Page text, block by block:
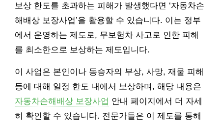
보상 한도를 초과하는 피해가 발생했다면 ‘자동차손
해배상 보장사업’을 활용할 수 있습니다. 이는 정부
에서 운영하는 제도로, 무보험차 사고로 인한 피해
를 최소한으로 보상하는 제도입니다.
이 사업은 본인이나 동승자의 부상, 사망, 재물 피해
등에 대해 일정 한도 내에서 보상하며, 해당 내용은
자동차손해배상 보장사업 안내 페이지에서 더 자세
히 확인할 수 있습니다. 전문가들은 이 제도를 통해